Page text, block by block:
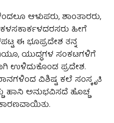
ಆಳುಪರು, ಶಾಂತಾರರು,
ಹೀಗೆ
ಈ ಭೂಪ್ರದೇಶ ತನ್ನ
ಯುದ್ಧಗಳ ಸಂಕಟಗಳಿಗೆ
ಉಳಿದುಕೊಂಡ ಪ್ರದೇಶ.
ವಿಶಿಷ್ಟ ಕಲೆ ಸಂಸ್ಕೃತಿ
ಹಾನಿ ಅನುಭವಿಸದೆ ಹೊಚ್ಚ